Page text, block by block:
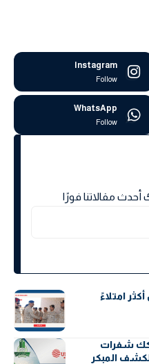
Instagram
Follow
WhatsApp
Follow
مقالاتنا فورًا
امتلاءً
شفرات
المبكر